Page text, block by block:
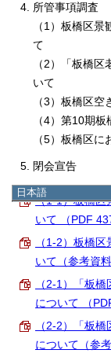
日本語
日本語
English
한국어
繁體中文
所管事項調査
（1）板橋区
て
（2）「板橋
いて
（3）板橋区
（4）第10期
（5）板橋区
閉会宣告
（1-1）板橋区
いて （PDF
（1-2）板橋
いて（参考資
（2-1）「板
について （
（2-2）「板
について（参